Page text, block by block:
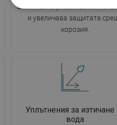
значително улеснява
и увеличава защитата
корозия.
Уплътнения за изтичане
вода